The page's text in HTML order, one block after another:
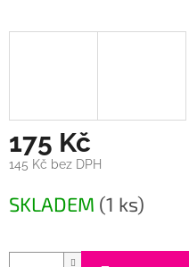
175 Kč
145 Kč bez DPH
cena:
SKLADEM (1 ks)